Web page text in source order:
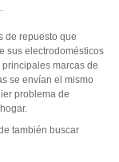
de repuesto que
sus electrodomésticos
marcas de
se envían el mismo
problema de
también buscar